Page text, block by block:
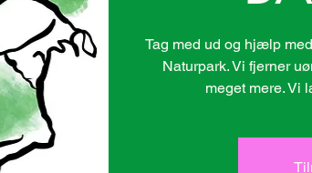
Tag med ud og hjælp
Naturpark. Vi fjerner
meget mere. Vi